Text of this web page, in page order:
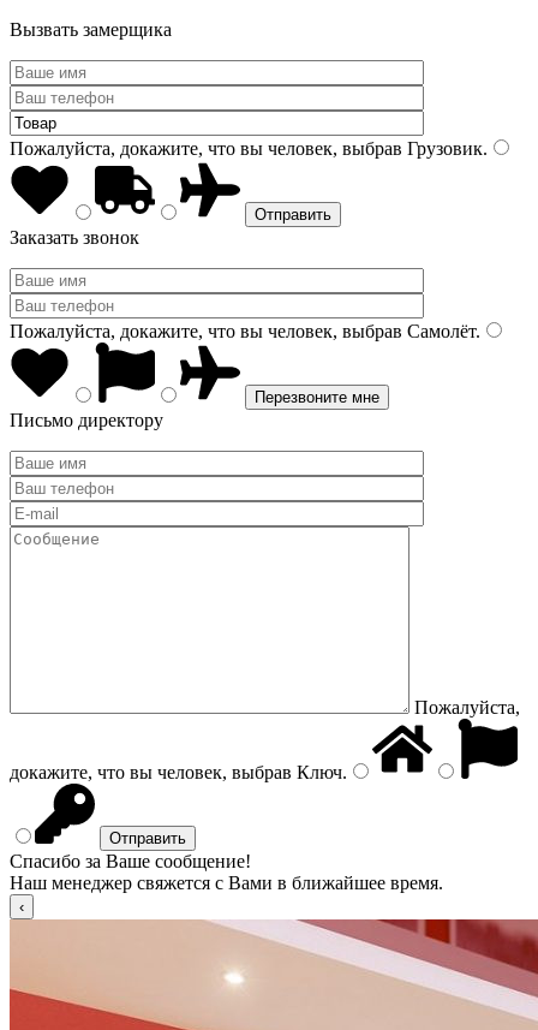
Вызвать замерщика
Пожалуйста, докажите, что вы человек, выбрав Грузовик.
Заказать звонок
Пожалуйста, докажите, что вы человек, выбрав Самолёт.
Письмо директору
Пожалуйста,
докажите, что вы человек, выбрав Ключ.
Спасибо за Ваше сообщение!
Наш менеджер свяжется с Вами в ближайшее время.